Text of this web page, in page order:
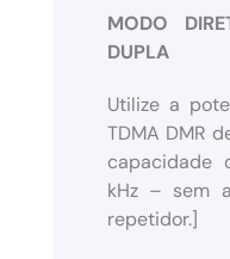
MODO
DUPLA
Utilize a
TDMA DMR
capacidade
kHz – sem
repetidor.]